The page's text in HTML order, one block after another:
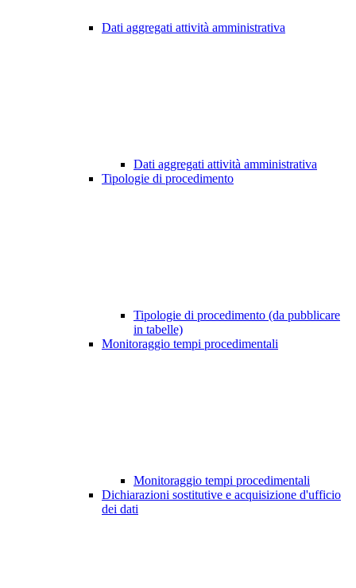
Dati aggregati attività amministrativa
Dati aggregati attività amministrativa
Tipologie di procedimento
Tipologie di procedimento (da pubblicare
in tabelle)
Monitoraggio tempi procedimentali
Monitoraggio tempi procedimentali
Dichiarazioni sostitutive e acquisizione d'ufficio
dei dati